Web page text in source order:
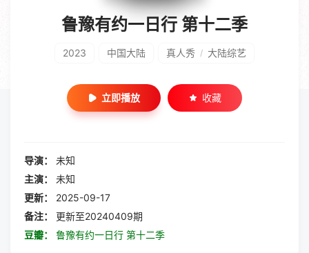
鲁豫有约一日行 第十二季
2023 中国大陆 真人秀 / 大陆综艺
立即播放 收藏
导演：
未知
主演：
未知
更新：
2025-09-17
备注：
更新至20240409期
豆瓣：
鲁豫有约一日行 第十二季